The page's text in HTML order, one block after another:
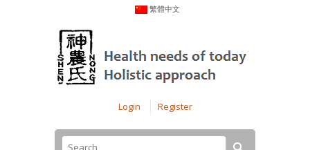
繁體中文
Login Register